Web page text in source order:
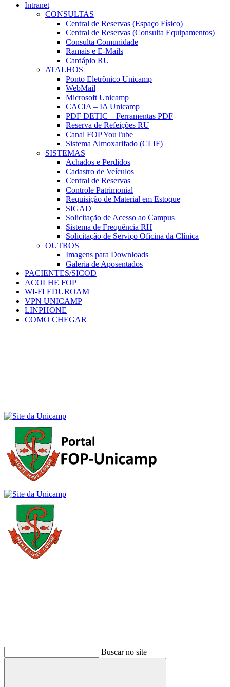
Intranet
CONSULTAS
Central de Reservas (Espaço Físico)
Central de Reservas (Consulta Equipamentos)
Consulta Comunidade
Ramais e E-Mails
Cardápio RU
ATALHOS
Ponto Eletrônico Unicamp
WebMail
Microsoft Unicamp
CACIA – IA Unicamp
PDF DETIC – Ferramentas PDF
Reserva de Refeições RU
Canal FOP YouTube
Sistema Almoxarifado (CLIF)
SISTEMAS
Achados e Perdidos
Cadastro de Veículos
Central de Reservas
Controle Patrimonial
Requisição de Material em Estoque
SIGAD
Solicitação de Acesso ao Campus
Sistema de Frequência RH
Solicitação de Serviço Oficina da Clínica
OUTROS
Imagens para Downloads
Galeria de Aposentados
PACIENTES/SICOD
ACOLHE FOP
WI-FI EDUROAM
VPN UNICAMP
LINPHONE
COMO CHEGAR
Buscar no site